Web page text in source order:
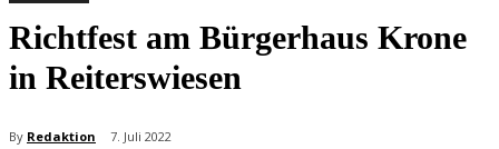
Richtfest am Bürgerhaus Krone
in Reiterswiesen
By Redaktion 7. Juli 2022